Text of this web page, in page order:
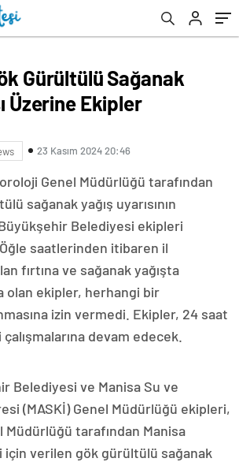
Gürültülü Sağanak
Üzerine Ekipler
23 Kasım 2024 20:46
Genel Müdürlüğü tarafından
sağanak yağış uyarısının
Belediyesi ekipleri
saatlerinden itibaren il
fırtına ve sağanak yağışta
olan ekipler, herhangi bir
izin vermedi. Ekipler, 24 saat
devam edecek.
Belediyesi ve Manisa Su ve
(MASKİ) Genel Müdürlüğü ekipleri,
Müdürlüğü tarafından Manisa
için verilen gök gürültülü sağanak